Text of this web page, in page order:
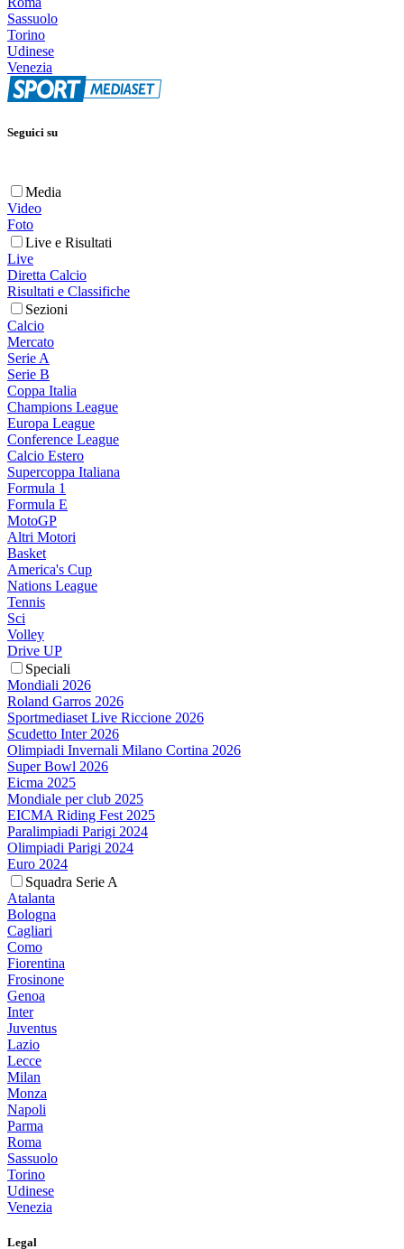
Sassuolo
Torino
Udinese
Venezia
Seguici su
Media
Video
Foto
Live e Risultati
Live
Diretta Calcio
Risultati e Classifiche
Sezioni
Calcio
Mercato
Serie A
Serie B
Coppa Italia
Champions League
Europa League
Conference League
Calcio Estero
Supercoppa Italiana
Formula 1
Formula E
MotoGP
Altri Motori
Basket
America's Cup
Nations League
Tennis
Sci
Volley
Drive UP
Speciali
Mondiali 2026
Roland Garros 2026
Sportmediaset Live Riccione 2026
Scudetto Inter 2026
Olimpiadi Invernali Milano Cortina 2026
Super Bowl 2026
Eicma 2025
Mondiale per club 2025
EICMA Riding Fest 2025
Paralimpiadi Parigi 2024
Olimpiadi Parigi 2024
Euro 2024
Squadra Serie A
Atalanta
Bologna
Cagliari
Como
Fiorentina
Frosinone
Genoa
Inter
Juventus
Lazio
Lecce
Milan
Monza
Napoli
Parma
Roma
Sassuolo
Torino
Udinese
Venezia
Legal